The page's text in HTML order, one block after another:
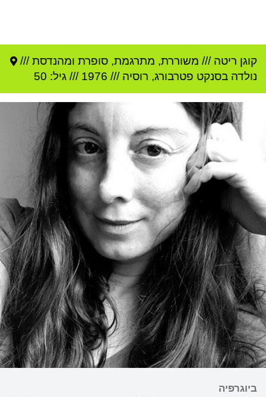
קוגן ריטה /// משוררת, מתרגמת, סופרת ומהנדסת ///
נולדה בסנקט פטרבורג, רוסיה ///
1976 /// גיל: 50
ביוגרפיה